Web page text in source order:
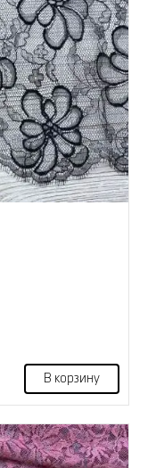
В корзину